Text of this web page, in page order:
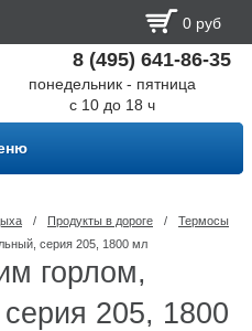
0 руб
8 (495) 641-86-35
понедельник - пятница
с 10 до 18 ч
/ Продукты в дороге /
Термосы
серия 205, 1800 мл
горлом,
205, 1800